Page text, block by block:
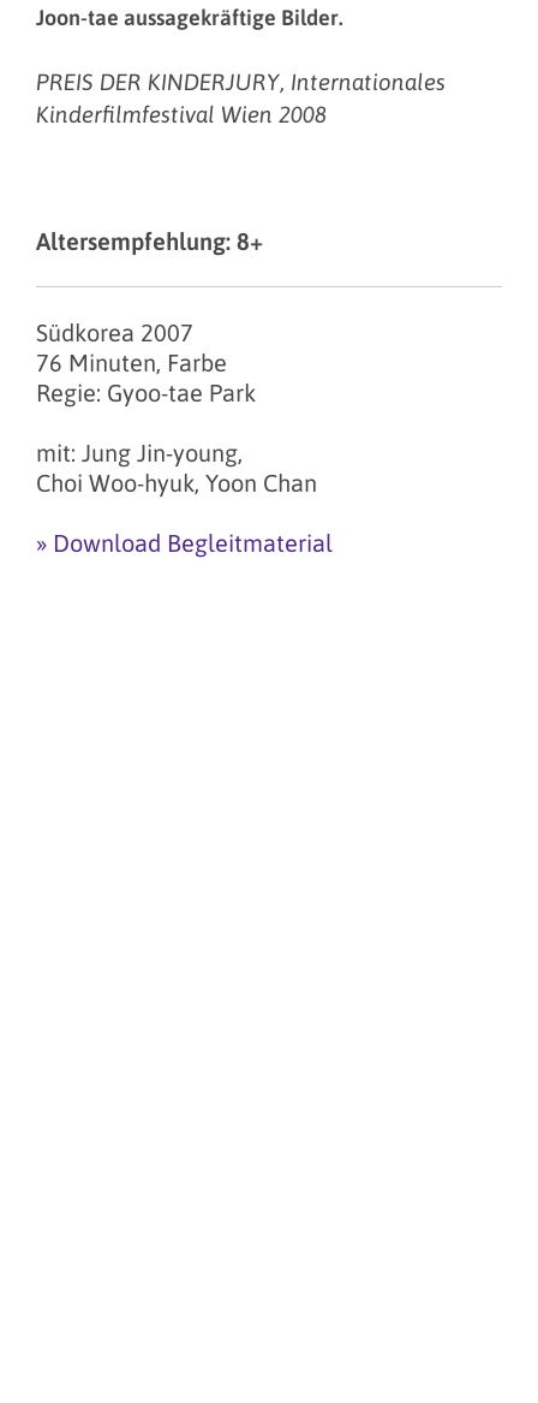
Joon-tae aussagekräftige Bilder.
PREIS DER KINDERJURY, Internationales
Kinderfilmfestival Wien 2008
Altersempfehlung: 8+
Südkorea 2007
76 Minuten, Farbe
Regie: Gyoo-tae Park
mit: Jung Jin-young,
Choi Woo-hyuk, Yoon Chan
» Download Begleitmaterial